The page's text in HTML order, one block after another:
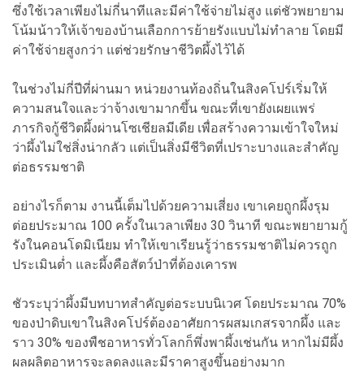
ซึ่งใช้เวลาเพียงไม่กี่นาทีและมีค่าใช้จ่ายไม่สูง แต่ชัวพยายาม
โน้มน้าวให้เจ้าของบ้านเลือกการย้ายรังแบบไม่ทำลาย โดยมี
ค่าใช้จ่ายสูงกว่า แต่ช่วยรักษาชีวิตผึ้งไว้ได้
ในช่วงไม่กี่ปีที่ผ่านมา หน่วยงานท้องถิ่นในสิงคโปร์เริ่มให้
ความสนใจและว่าจ้างเขามากขึ้น ขณะที่เขายังเผยแพร่
ภารกิจกู้ชีวิตผึ้งผ่านโซเชียลมีเดีย เพื่อสร้างความเข้าใจใหม่
ว่าผึ้งไม่ใช่สิ่งน่ากลัว แต่เป็นสิ่งมีชีวิตที่เปราะบางและสำคัญ
ต่อธรรมชาติ
อย่างไรก็ตาม งานนี้เต็มไปด้วยความเสี่ยง เขาเคยถูกผึ้งรุม
ต่อยประมาณ 100 ครั้งในเวลาเพียง 30 วินาที ขณะพยายามกู้
รังในคอนโดมิเนียม ทำให้เขาเรียนรู้ว่าธรรมชาติไม่ควรถูก
ประเมินต่ำ และผึ้งคือสัตว์ป่าที่ต้องเคารพ
ชัวระบุว่าผึ้งมีบทบาทสำคัญต่อระบบนิเวศ โดยประมาณ 70%
ของป่าดิบเขาในสิงคโปร์ต้องอาศัยการผสมเกสรจากผึ้ง และ
ราว 30% ของพืชอาหารทั่วโลกก็พึ่งพาผึ้งเช่นกัน หากไม่มีผึ้ง
ผลผลิตอาหารจะลดลงและมีราคาสูงขึ้นอย่างมาก